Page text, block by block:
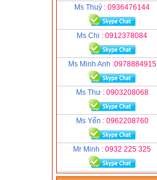
Ms Thuỷ : 0936476144
Ms Chi : 0912378084
Ms Minh Anh :0978884915
Ms Thư : 0903208068
Ms Yến : 0962208760
Mr Minh : 0932 225 325